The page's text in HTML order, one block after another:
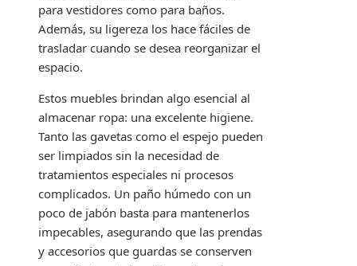
para vestidores como para baños.
Además, su ligereza los hace fáciles de
trasladar cuando se desea reorganizar el
espacio.
Estos muebles brindan algo esencial al
almacenar ropa: una excelente higiene.
Tanto las gavetas como el espejo pueden
ser limpiados sin la necesidad de
tratamientos especiales ni procesos
complicados. Un paño húmedo con un
poco de jabón basta para mantenerlos
impecables, asegurando que las prendas
y accesorios que guardas se conserven